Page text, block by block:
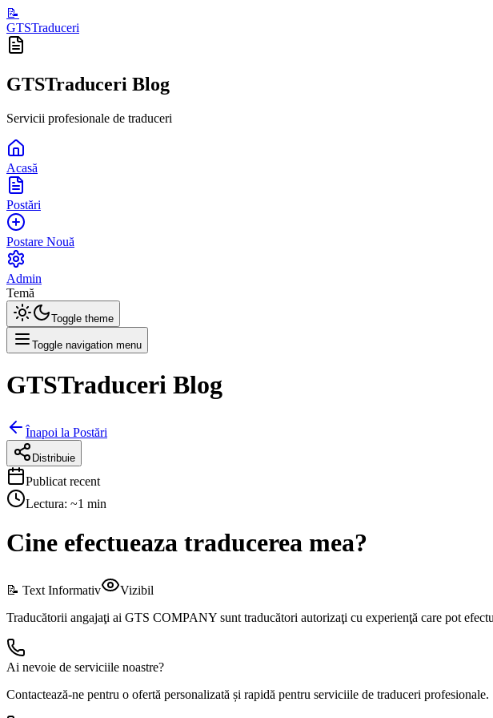
📝
GTSTraduceri
GTSTraduceri Blog
Servicii profesionale de traduceri
Acasă
Postări
Postare Nouă
Admin
Temă
Toggle theme
Toggle navigation menu
GTSTraduceri Blog
Înapoi la Postări
Distribuie
Publicat recent
Lectura: ~1 min
Cine efectueaza traducerea mea?
📝 Text Informativ
Vizibil
Traducătorii angajaţi ai GTS COMPANY sunt traducători autorizaţi cu experienţă care pot
Ai nevoie de serviciile noastre?
Contactează-ne pentru o ofertă personalizată și rapidă pentru serviciile de traduceri profesionale.